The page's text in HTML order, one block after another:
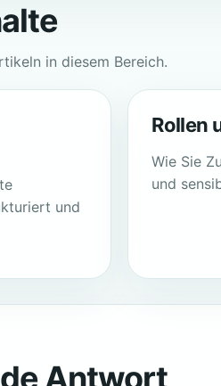
in diesem Bereich.
und
Rollen
Wie Sie
und
Antwort